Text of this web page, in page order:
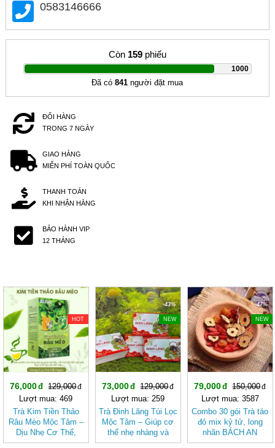
0583146666
Còn 159phiếu
1000
|
Đã có841 người đặt mua
ĐỔI HÀNG
TRONG 7 NGÀY
GIAO HÀNG
MIỄN PHÍ TOÀN QUỐC
THANH TOÁN
KHI NHẬN HÀNG
BẢO HÀNH VIP
12 THÁNG
HOT
76,000
129,000
Lượt mua: 469
Trà Kim Tiền Thảo
Râu Mèo Mộc Tâm –
Dịu Nhẹ Cơ Thể,
Thanh Mát Mỗi Ngày
-43%
NEW
73,000
129,000
Lượt mua: 259
Trà Đinh Lăng Túi Lọc
Mộc Tâm – Giúp cơ
thể nhẹ nhàng và
tươi mát hơn
-47%
NEW
79,000
150,000
Lượt mua: 3587
Combo 30 gói Trà táo
đỏ mix kỷ tử, long
nhãn BÁCH AN
KHANG - Trà Thảo